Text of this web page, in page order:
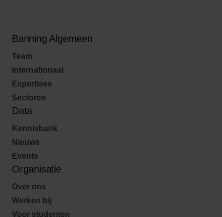
Banning Algemeen
Team
Internationaal
Expertises
Sectoren
Data
Kennisbank
Nieuws
Events
Organisatie
Over ons
Werken bij
Voor studenten